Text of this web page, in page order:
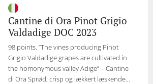
Cantine di Ora Pinot Grigio
Valdadige DOC 2023
98 points. ”The vines producing Pinot
Grigio Valdadige grapes are cultivated in
the homonymous valley Adige” – Cantine
di Ora Sprød, crisp og lækkert læskende...